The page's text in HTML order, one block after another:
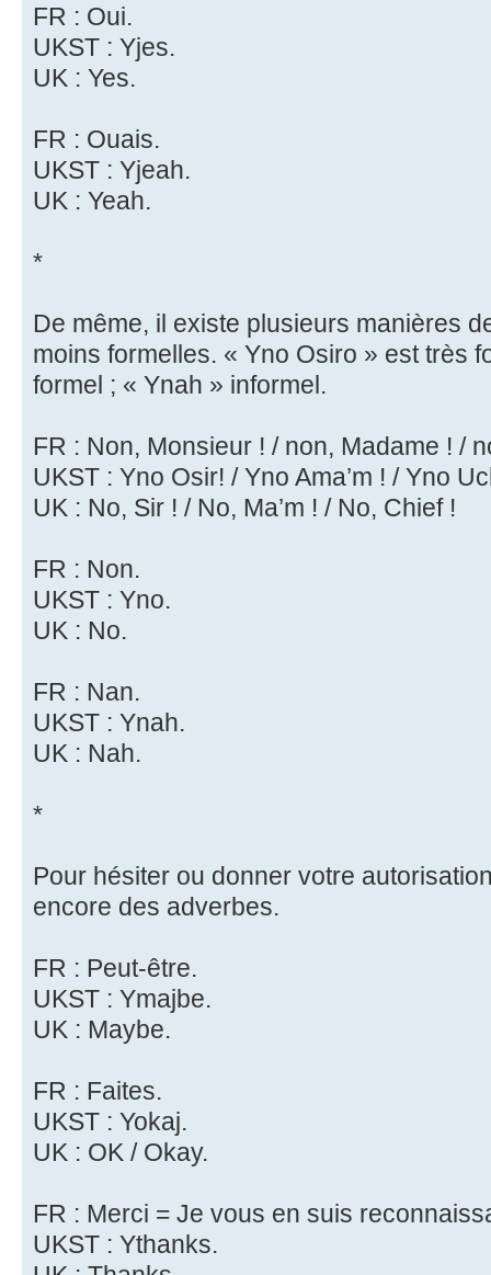
FR : Oui.
UKST : Yjes.
UK : Yes.
FR : Ouais.
UKST : Yjeah.
UK : Yeah.
*
De même, il existe plusieurs manières
moins formelles. « Yno Osiro » est très
formel ; « Ynah » informel.
FR : Non, Monsieur ! / non, Madame ! /
UKST : Yno Osir! / Yno Ama’m ! / Yno
UK : No, Sir ! / No, Ma’m ! / No, Chief !
FR : Non.
UKST : Yno.
UK : No.
FR : Nan.
UKST : Ynah.
UK : Nah.
*
Pour hésiter ou donner votre
encore des adverbes.
FR : Peut-être.
UKST : Ymajbe.
UK : Maybe.
FR : Faites.
UKST : Yokaj.
UK : OK / Okay.
FR : Merci = Je vous en suis
UKST : Ythanks.